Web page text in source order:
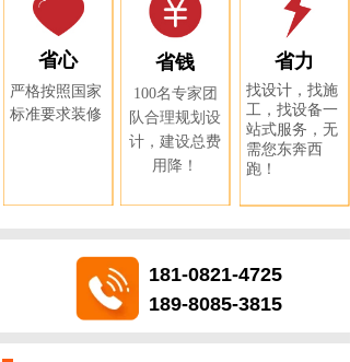
省心
严格按照国家
标准要求装修
省力
找设计，找施
工，找设备一
站式服务，无
需您东奔西
跑！
省钱
100名专家团
队合理规划设
计，建设总费
用降！
181-0821-4725
189-8085-3815